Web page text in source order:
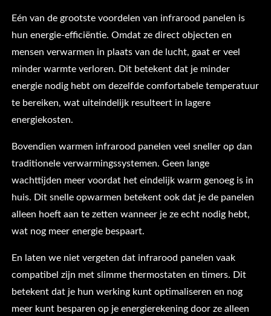
Eén van de grootste voordelen van infrarood panelen is
hun energie-efficiëntie. Omdat ze direct objecten en
mensen verwarmen in plaats van de lucht, gaat er veel
minder warmte verloren. Dit betekent dat je minder
energie nodig hebt om dezelfde comfortabele temperatuur
te bereiken, wat uiteindelijk resulteert in lagere
energiekosten.
Bovendien warmen infrarood panelen veel sneller op dan
traditionele verwarmingssystemen. Geen lange
wachttijden meer voordat het eindelijk warm genoeg is in
huis. Dit snelle opwarmen betekent ook dat je de panelen
alleen hoeft aan te zetten wanneer je ze echt nodig hebt,
wat nog meer energie bespaart.
En laten we niet vergeten dat infrarood panelen vaak
compatibel zijn met slimme thermostaten en timers. Dit
betekent dat je hun werking kunt optimaliseren en nog
meer kunt besparen op je energierekening door ze alleen